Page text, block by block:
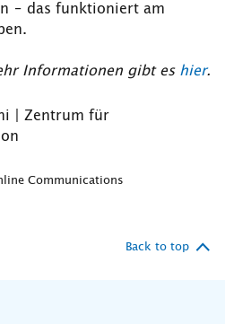
– das funktioniert am
Informationen gibt es hier.
| Zentrum für
Communications
Back to top